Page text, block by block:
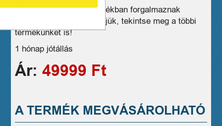
Üzleteink széles választékban forgalmaznak
hasonló eszközöket, kérjük, tekintse meg a többi
termékünket is!
1 hónap jótállás
Ár:49999 Ft
A TERMÉK MEGVÁSÁROLHATÓ